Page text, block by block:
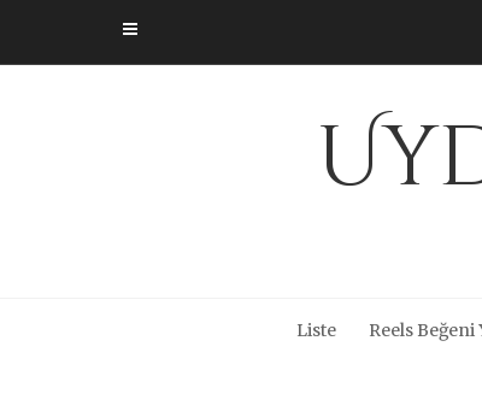
content
Liste Reels Beğeni